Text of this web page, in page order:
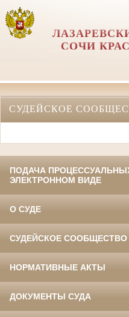
СОЧИ
СУДЕЙСКОЕ
ПОДАЧА
ЭЛЕКТРОННОМ ВИДЕ
О СУДЕ
СУДЕЙСКОЕ СООБЩЕСТВО
НОРМАТИВНЫЕ АКТЫ
ДОКУМЕНТЫ СУДА